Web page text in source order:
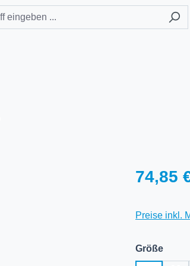
Regulärer
74,85
Preise inkl.
Größe